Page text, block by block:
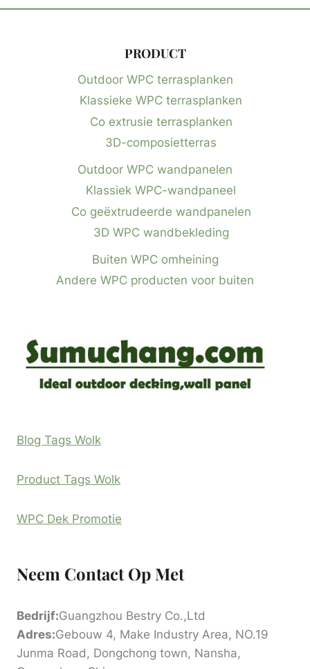
PRODUCT
Outdoor WPC terrasplanken
Klassieke WPC terrasplanken
Co extrusie terrasplanken
3D-composietterras
Outdoor WPC wandpanelen
Klassiek WPC-wandpaneel
Co geëxtrudeerde wandpanelen
3D WPC wandbekleding
Buiten WPC omheining
Andere WPC producten voor buiten
Blog Tags Wolk
Product Tags Wolk
WPC Dek Promotie
Neem Contact Op Met
Bedrijf:Guangzhou Bestry Co.,Ltd
Adres:Gebouw 4, Make Industry Area, NO.19
Junma Road, Dongchong town, Nansha,